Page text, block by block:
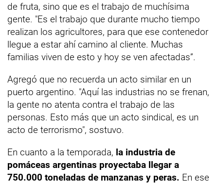
de fruta, sino que es el trabajo de muchísima
gente. "Es el trabajo que durante mucho tiempo
realizan los agricultores, para que ese contenedor
llegue a estar ahí camino al cliente. Muchas
familias viven de esto y hoy se ven afectadas”.
Agregó que no recuerda un acto similar en un
puerto argentino. "Aquí las industrias no se frenan,
la gente no atenta contra el trabajo de las
personas. Esto más que un acto sindical, es un
acto de terrorismo", sostuvo.
En cuanto a la temporada, la industria de
pomáceas argentinas proyectaba llegar a
750.000 toneladas de manzanas y peras. En ese